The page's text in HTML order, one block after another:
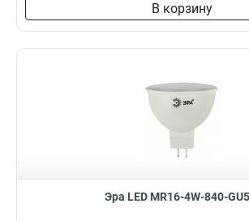
В корзину
Эра LED MR16-4W-840-